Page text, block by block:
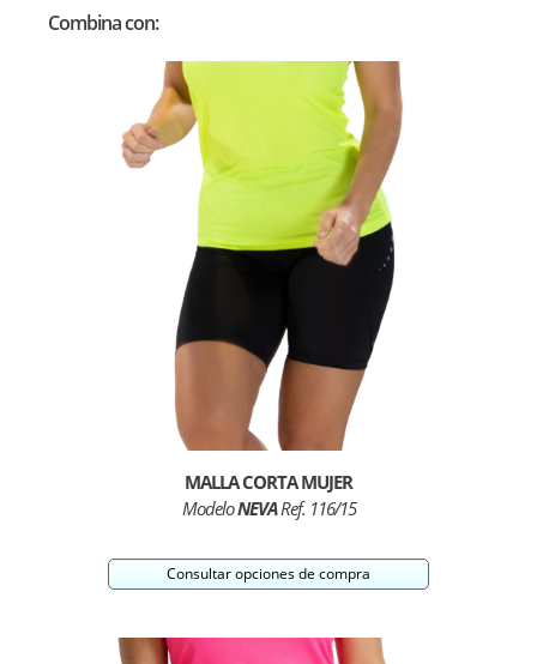
Combina con:
MALLA CORTA MUJER
ModeloNEVARef. 116/15
Consultar opciones de compra